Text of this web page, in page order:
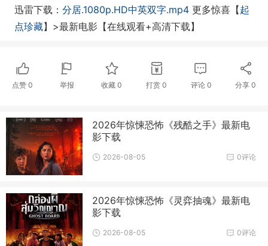
迅雷下载： 分居.1080p.HD中英双字.mp4 更多惊喜【起
点珍藏】>最新电影【在线观看+高清下载】
点赞 0 举报 收藏0 打赏 0 评论 0 分享0
2026年惊悚恐怖《残酷之手》最新电
影下载
0评论
2026-08-05
2026年惊悚恐怖《灵弈抽魂》最新电
影下载
0评论
2026-08-05